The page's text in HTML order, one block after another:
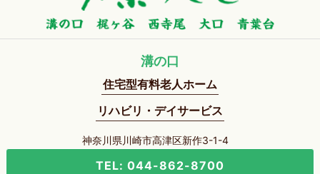
溝の口
住宅型有料老人ホーム
リハビリ・デイサービス
神奈川県川崎市高津区新作3-1-4
TEL: 044-862-8700